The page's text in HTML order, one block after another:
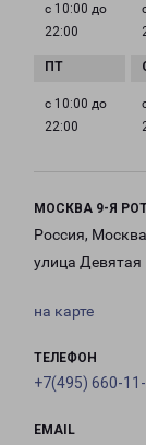
с 10:00 до
22:00
с 10:00 до
22:00
МОСКВА 9-Я
Россия,
улица Девятая
на карте
ТЕЛЕФОН
+7(495) 660-11-
EMAIL